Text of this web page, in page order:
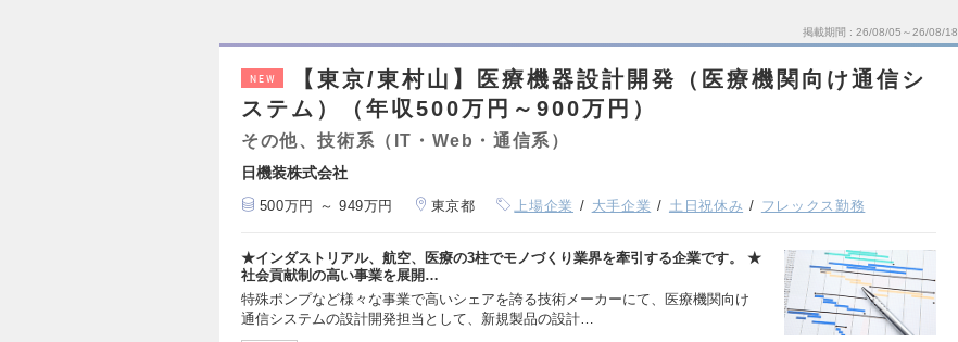
掲載期間 26/08/05～26/08/18
NEW
【東京/東村山】医療機器設計開発（医療機関向け通信シ
ステム）（年収500万円～900万円）
その他、技術系（IT・Web・通信系）
日機装株式会社
500万円 ～ 949万円 東京都 上場企業 大手企業 土日祝休み フレックス勤務
★インダストリアル、航空、医療の3柱でモノづくり業界を牽引する企業です。 ★
社会貢献制の高い事業を展開…
特殊ポンプなど様々な事業で高いシェアを誇る技術メーカーにて、医療機関向け
通信システムの設計開発担当として、新規製品の設計…